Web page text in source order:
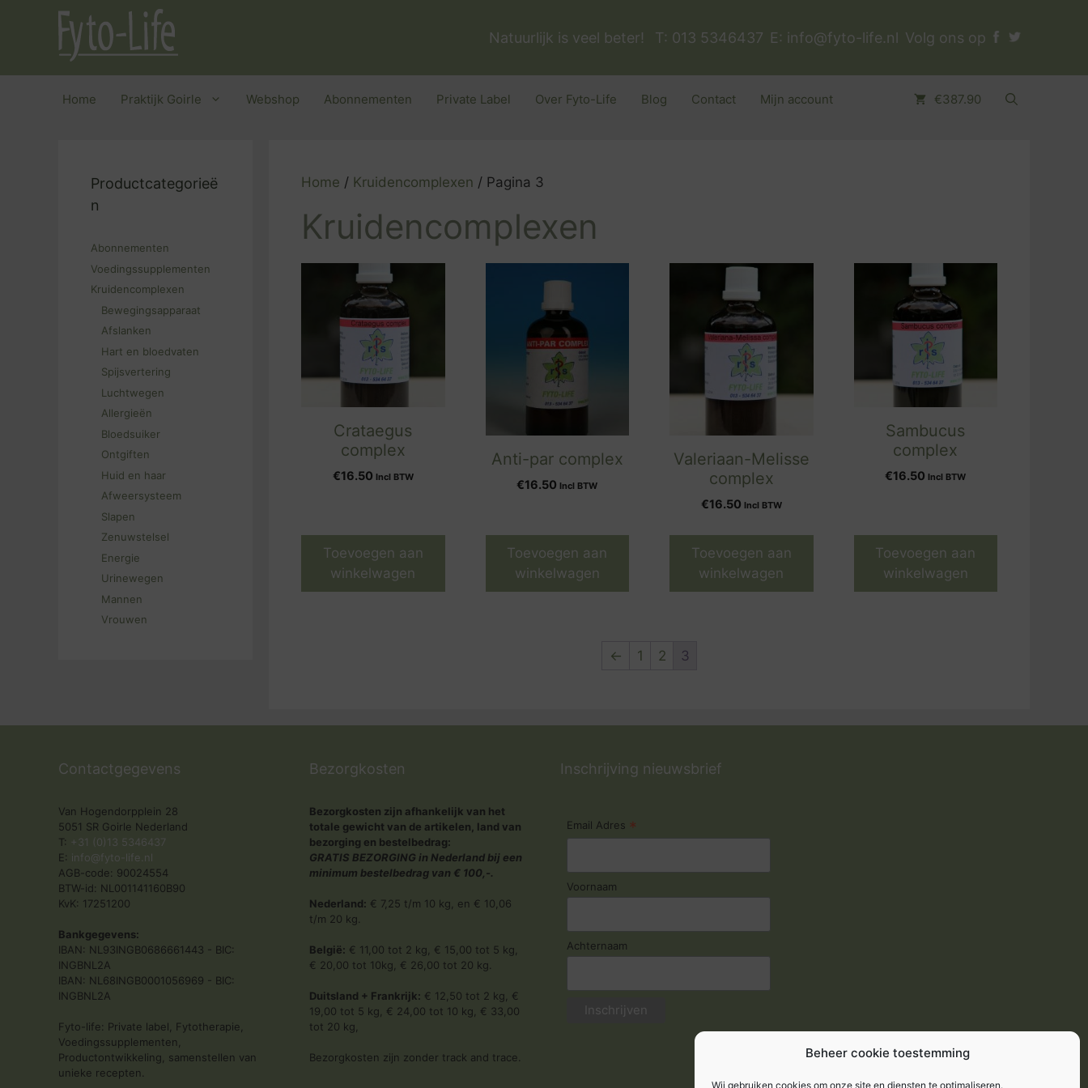
Beheer cookie toestemming
Wij gebruiken cookies om onze site en diensten te optimaliseren.
Natuurlijk is veel beter! T: 013 5346437 E: info@fyto-life.nl Volg ons op
Home Praktijk Goirle Webshop Abonnementen Private Label Over Fyto-Life Blog Contact Mijn account €387.90
Home / Kruidencomplexen / Pagina 3
Kruidencomplexen
Crataegus
complex
€16.50 Incl BTW
Toevoegen aan
winkelwagen
Anti-par complex
€16.50 Incl BTW
Toevoegen aan
winkelwagen
Valeriaan-Melisse
complex
€16.50 Incl BTW
Toevoegen aan
winkelwagen
Sambucus
complex
€16.50 Incl BTW
Toevoegen aan
winkelwagen
← 1 2 3
Productcategorieë
n
Abonnementen
Voedingssupplementen
Kruidencomplexen
Bewegingsapparaat
Afslanken
Hart en bloedvaten
Spijsvertering
Luchtwegen
Allergieën
Bloedsuiker
Ontgiften
Huid en haar
Afweersysteem
Slapen
Zenuwstelsel
Energie
Urinewegen
Mannen
Vrouwen
Contactgegevens
Van Hogendorpplein 28
5051 SR Goirle Nederland
T: +31 (0)13 5346437
E: info@fyto-life.nl
AGB-code: 90024554
BTW-id: NL001141160B90
KvK: 17251200
Bankgegevens:
IBAN: NL93INGB0686661443 - BIC:
INGBNL2A
IBAN: NL68INGB0001056969 - BIC:
INGBNL2A
Fyto-life: Private label, Fytotherapie,
Voedingssupplementen,
Productontwikkeling, samenstellen van
unieke recepten.
Bezorgkosten
Bezorgkosten zijn afhankelijk van het
totale gewicht van de artikelen, land van
bezorging en bestelbedrag:
GRATIS BEZORGING in Nederland bij een
minimum bestelbedrag van € 100,-.
Nederland: € 7,25 t/m 10 kg, en € 10,06
t/m 20 kg.
België: € 11,00 tot 2 kg, € 15,00 tot 5 kg,
€ 20,00 tot 10kg, € 26,00 tot 20 kg.
Duitsland + Frankrijk: € 12,50 tot 2 kg, €
19,00 tot 5 kg, € 24,00 tot 10 kg, € 33,00
tot 20 kg,
Bezorgkosten zijn zonder track and trace.
Inschrijving nieuwsbrief
Email Adres *
Voornaam
Achternaam